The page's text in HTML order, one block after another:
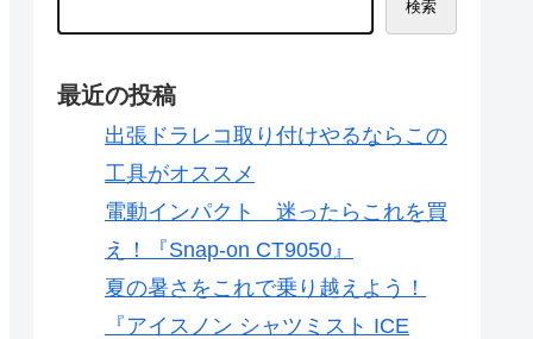
検索
最近の投稿
出張ドラレコ取り付けやるならこの
工具がオススメ
電動インパクト 迷ったらこれを買
え！『Snap-on CT9050』
夏の暑さをこれで乗り越えよう！
『アイスノン シャツミスト ICE